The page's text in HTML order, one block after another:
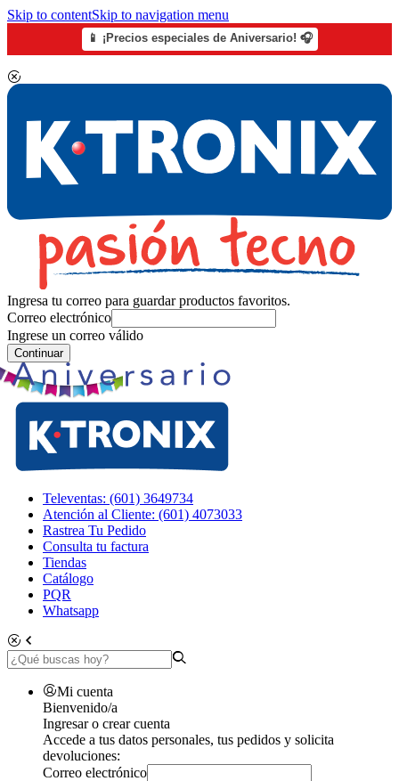
Skip to contentSkip to navigation menu
📱 ¡Precios especiales de Aniversario! 🎧
Ingresa tu correo para guardar productos favoritos.
Correo electrónico
Ingrese un correo válido
Continuar
Televentas: (601) 3649734
Atención al Cliente: (601) 4073033
Rastrea Tu Pedido
Consulta tu factura
Tiendas
Catálogo
PQR
Whatsapp
Mi cuenta
Bienvenido/a
Ingresar o crear cuenta
Accede a tus datos personales, tus pedidos y solicita
devoluciones:
Correo electrónico